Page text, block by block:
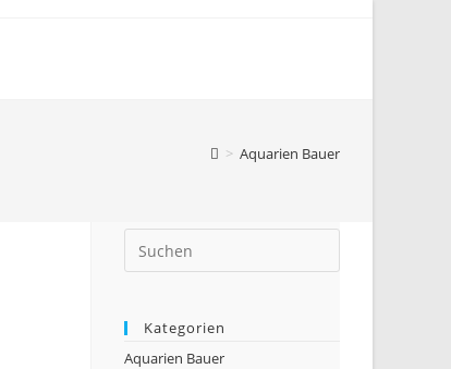
> Aquarien Bauer
Kategorien
Aquarien Bauer